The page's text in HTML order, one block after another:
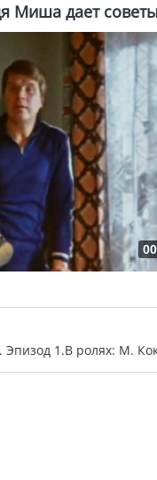
Миша дает
Эпизод 1.В ролях: М.